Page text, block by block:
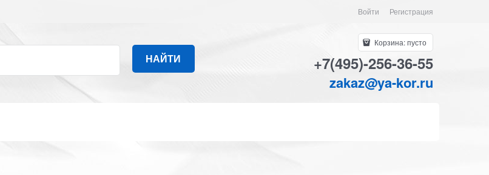
Войти Регистрация
НАЙТИ
Корзина:пусто
+7(495)-256-36-55
zakaz@ya-kor.ru